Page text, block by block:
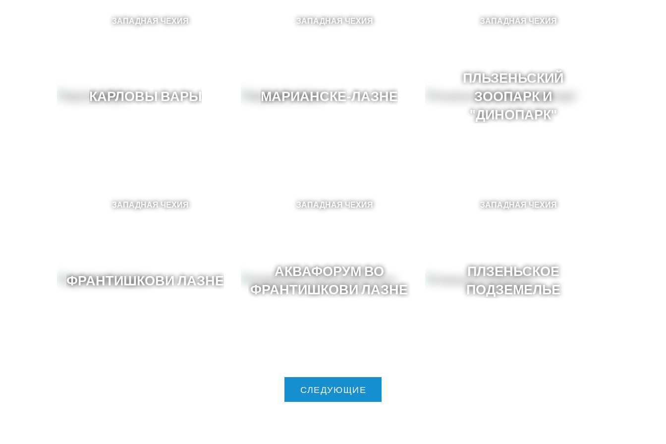
ЗАПАДНАЯ ЧЕХИЯ
КАРЛОВЫ ВАРЫ
ЗАПАДНАЯ ЧЕХИЯ
МАРИАНСКЕ-ЛАЗНЕ
ЗАПАДНАЯ ЧЕХИЯ
ПЛЬЗЕНЬСКИЙ
ЗООПАРК И
"ДИНОПАРК"
ЗАПАДНАЯ ЧЕХИЯ
ФРАНТИШКОВИ ЛАЗНЕ
ЗАПАДНАЯ ЧЕХИЯ
АКВАФОРУМ ВО
ФРАНТИШКОВИ ЛАЗНЕ
ЗАПАДНАЯ ЧЕХИЯ
ПЛЗЕНЬСКОЕ
ПОДЗЕМЕЛЬЕ
СЛЕДУЮЩИЕ